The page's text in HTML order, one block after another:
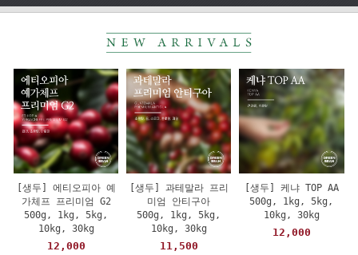
[생두] 에티오피아 예
가체프 프리미엄 G2
500g, 1kg, 5kg,
10kg, 30kg
12,000
[생두] 과테말라 프리
미엄 안티구아
500g, 1kg, 5kg,
10kg, 30kg
11,500
[생두] 케냐 TOP AA
500g, 1kg, 5kg,
10kg, 30kg
12,000